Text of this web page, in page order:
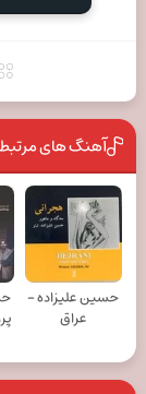
آهنگ های
حسین علیزاده -
عراق